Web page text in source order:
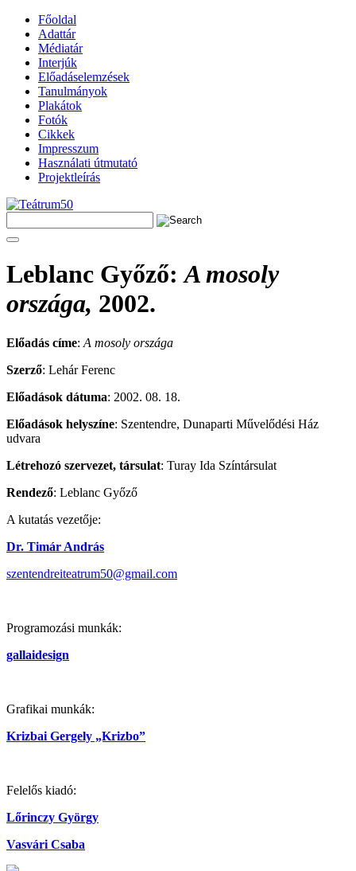
Főoldal
Adattár
Médiatár
Interjúk
Előadáselemzések
Tanulmányok
Plakátok
Fotók
Cikkek
Impresszum
Használati útmutató
Projektleírás
Leblanc Győző:A mosoly
országa, 2002.
Előadás címe: A mosoly országa
Szerző: Lehár Ferenc
Előadások dátuma: 2002. 08. 18.
Előadások helyszíne: Szentendre, Dunaparti Művelődési Ház
udvara
Létrehozó szervezet, társulat: Turay Ida Színtársulat
Rendező: Leblanc Győző
A kutatás vezetője:
Dr. Timár András
szentendreiteatrum50@gmail.com
Programozási munkák:
gallaidesign
Grafikai munkák:
Krizbai Gergely „Krizbo”
Felelős kiadó:
Lőrinczy György
Vasvári Csaba